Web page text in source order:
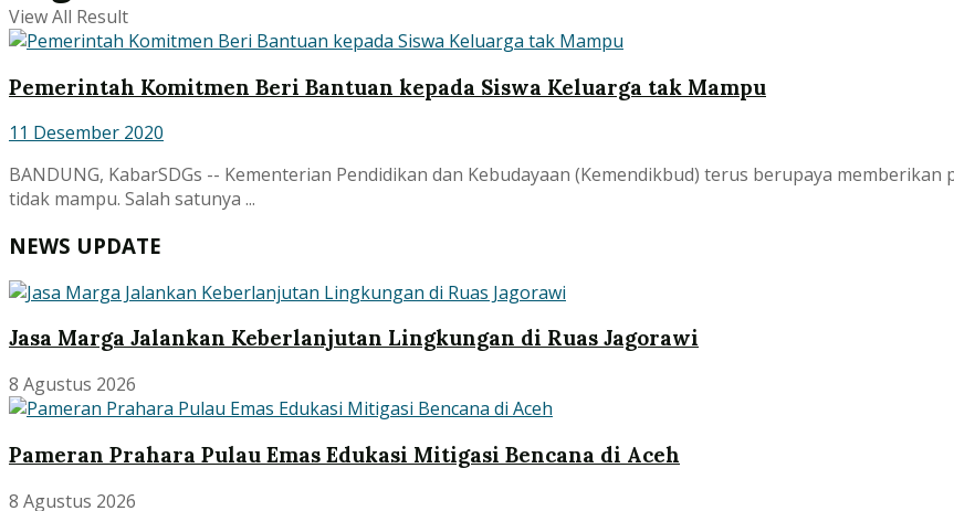
View All Result
Pemerintah Komitmen Beri Bantuan kepada Siswa Keluarga tak Mampu
11 Desember 2020
BANDUNG, KabarSDGs -- Kementerian Pendidikan dan Kebudayaan (Kemendikbud) terus berupaya
tidak mampu. Salah satunya ...
NEWS UPDATE
Jasa Marga Jalankan Keberlanjutan Lingkungan di Ruas Jagorawi
8 Agustus 2026
Pameran Prahara Pulau Emas Edukasi Mitigasi Bencana di Aceh
8 Agustus 2026